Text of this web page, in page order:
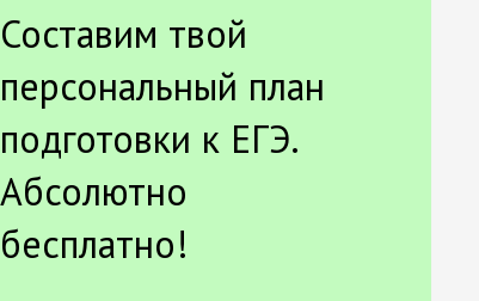
Составим твой
персональный план
подготовки к ЕГЭ.
Абсолютно
бесплатно!